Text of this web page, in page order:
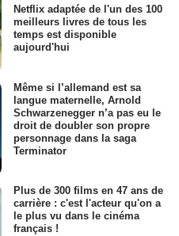
Netflix adaptée de l'un des 100
meilleurs livres de tous les
temps est disponible
aujourd'hui
Même si l’allemand est sa
langue maternelle, Arnold
Schwarzenegger n’a pas eu le
droit de doubler son propre
personnage dans la saga
Terminator
Plus de 300 films en 47 ans de
carrière : c'est l'acteur qu'on a
le plus vu dans le cinéma
français !